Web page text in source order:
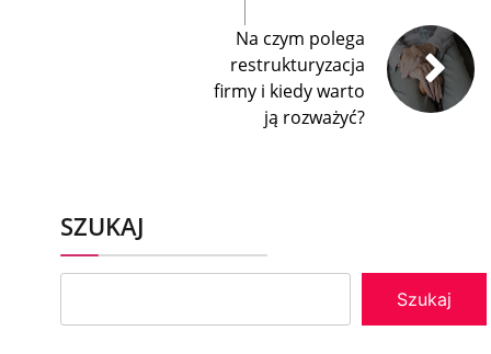
Na czym polega
restrukturyzacja
firmy i kiedy warto
ją rozważyć?
SZUKAJ
Szukaj